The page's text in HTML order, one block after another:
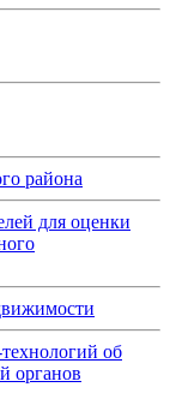
района
для оценки
об
органов